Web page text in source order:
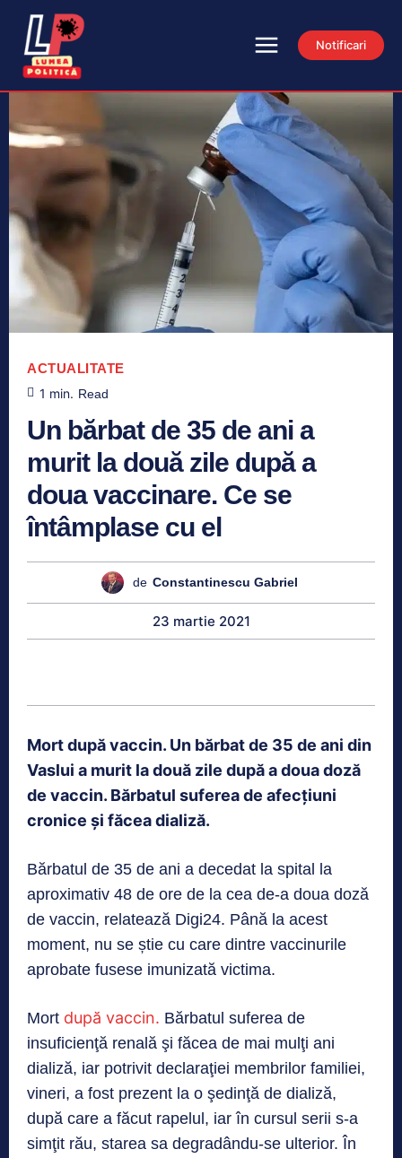
Notificari
ACTUALITATE
1 min. Read
Un bărbat de 35 de ani a
murit la două zile după a
doua vaccinare. Ce se
întâmplase cu el
de Constantinescu Gabriel
23 martie 2021
Mort după vaccin. Un bărbat de 35 de ani din
Vaslui a murit la două zile după a doua doză
de vaccin. Bărbatul suferea de afecțiuni
cronice și făcea dializă.
Bărbatul de 35 de ani a decedat la spital la
aproximativ 48 de ore de la cea de-a doua doză
de vaccin, relatează Digi24. Până la acest
moment, nu se știe cu care dintre vaccinurile
aprobate fusese imunizată victima.
Mort după vaccin. Bărbatul suferea de
insuficienţă renală şi făcea de mai mulţi ani
dializă, iar potrivit declaraţiei membrilor familiei,
vineri, a fost prezent la o şedinţă de dializă,
după care a făcut rapelul, iar în cursul serii s-a
simţit rău, starea sa degradându-se ulterior. În